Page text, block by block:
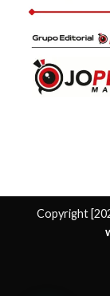
Copyright